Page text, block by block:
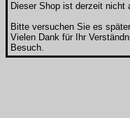
Dieser Shop ist derzeit nicht
Bitte versuchen Sie es
Vielen Dank für Ihr
Besuch.